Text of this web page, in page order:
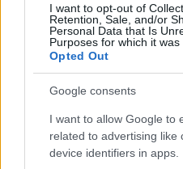
I want to opt-out of
Retention, Sale, and/or
Personal Data that Is
Purposes for which it was
Opted Out
Google consents
I want to allow Google to
related to advertising like
device identifiers in apps.
Még több
játszótér
terén
HÍRLEVÉL